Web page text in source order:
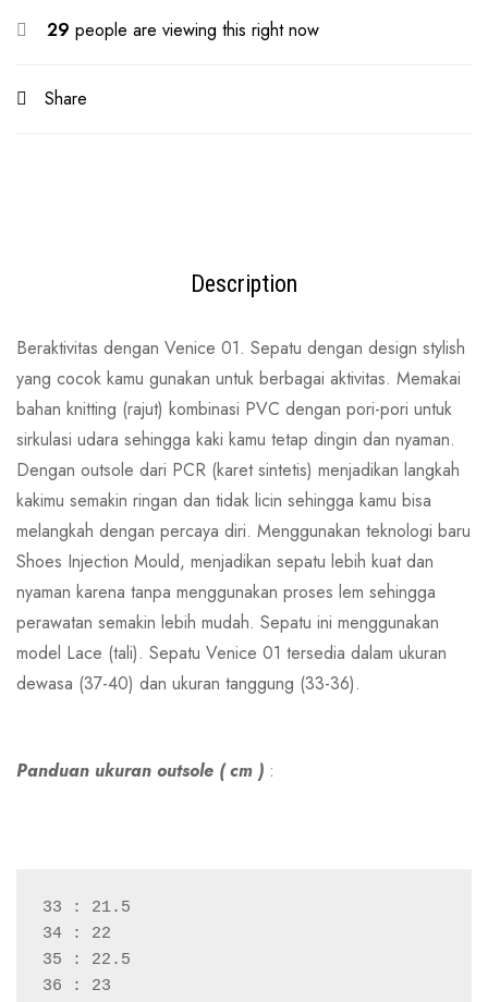
29 people are viewing this right now
Share
Description
Beraktivitas dengan Venice 01. Sepatu dengan design stylish
yang cocok kamu gunakan untuk berbagai aktivitas. Memakai
bahan knitting (rajut) kombinasi PVC dengan pori-pori untuk
sirkulasi udara sehingga kaki kamu tetap dingin dan nyaman.
Dengan outsole dari PCR (karet sintetis) menjadikan langkah
kakimu semakin ringan dan tidak licin sehingga kamu bisa
melangkah dengan percaya diri. Menggunakan teknologi baru
Shoes Injection Mould, menjadikan sepatu lebih kuat dan
nyaman karena tanpa menggunakan proses lem sehingga
perawatan semakin lebih mudah. Sepatu ini menggunakan
model Lace (tali). Sepatu Venice 01 tersedia dalam ukuran
dewasa (37-40) dan ukuran tanggung (33-36).
Panduan ukuran outsole ( cm ) :
33 : 21.5
34 : 22
35 : 22.5
36 : 23